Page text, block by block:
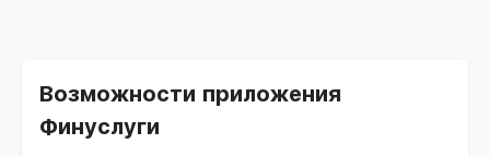
Возможности приложения
Финуслуги